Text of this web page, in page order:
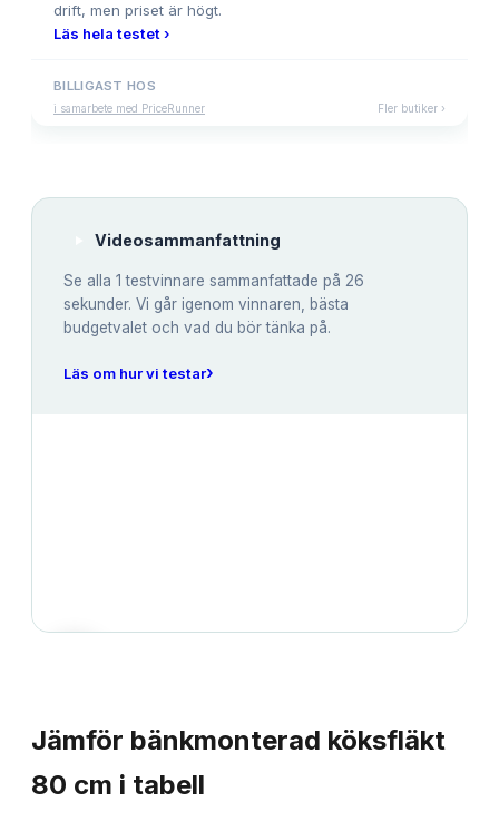
drift, men priset är högt.
Läs hela testet ›
BILLIGAST HOS
i samarbete med PriceRunner Fler butiker ›
Videosammanfattning
Se alla 1 testvinnare sammanfattade på 26
sekunder. Vi går igenom vinnaren, bästa
budgetvalet och vad du bör tänka på.
Läs om hur vi testar›
Jämför bänkmonterad köksfläkt
80 cm i tabell